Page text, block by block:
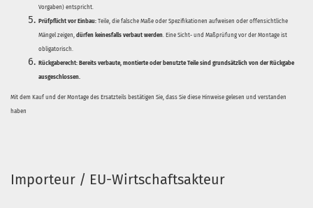
Vorgaben) entspricht.
Prüfpflicht vor Einbau: Teile, die falsche Maße oder Spezifikationen aufweisen oder offensichtliche
Mängel zeigen, dürfen keinesfalls verbaut werden. Eine Sicht- und Maßprüfung vor der Montage ist
obligatorisch.
Rückgaberecht: Bereits verbaute, montierte oder benutzte Teile sind grundsätzlich von der Rückgabe
ausgeschlossen.
Mit dem Kauf und der Montage des Ersatzteils bestätigen Sie, dass Sie diese Hinweise gelesen und verstanden
haben
Importeur / EU-Wirtschaftsakteur